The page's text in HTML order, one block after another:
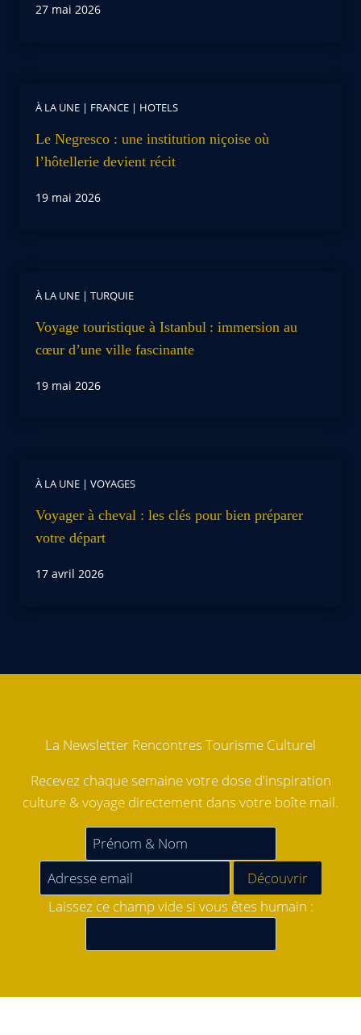
27 mai 2026
À LA UNE | FRANCE | HOTELS
Le Negresco : une institution niçoise où
l’hôtellerie devient récit
19 mai 2026
À LA UNE | TURQUIE
Voyage touristique à Istanbul : immersion au
cœur d’une ville fascinante
19 mai 2026
À LA UNE | VOYAGES
Voyager à cheval : les clés pour bien préparer
votre départ
17 avril 2026
La Newsletter Rencontres Tourisme Culturel
Recevez chaque semaine votre dose d'inspiration
culture & voyage directement dans votre boîte mail.
Laissez ce champ vide si vous êtes humain :